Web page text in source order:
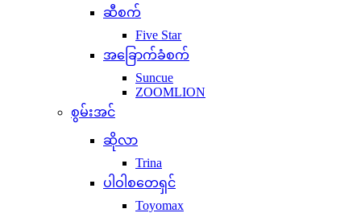
ဆီစက်
Five Star
အခြောက်ခံစက်
Suncue
ZOOMLION
စွမ်းအင်
ဆိုလာ
Trina
ပါဝါစတေရှင်
Toyomax